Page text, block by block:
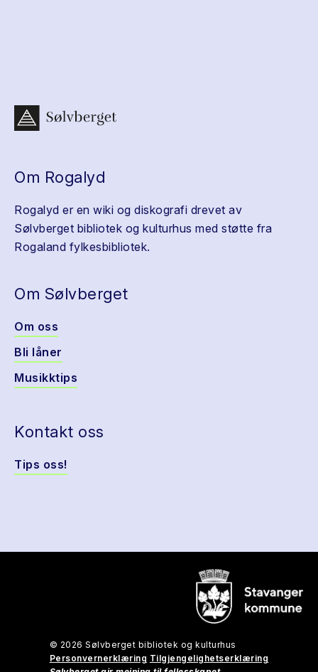
Om Rogalyd
Rogalyd er en wiki og diskografi drevet av
Sølvberget bibliotek og kulturhus med støtte fra
Rogaland fylkesbibliotek.
Om Sølvberget
Om oss
Bli låner
Musikktips
Kontakt oss
Tips oss!
© 2026 Sølvberget bibliotek og kulturhus
Personvernerklæring Tilgjengelighetserklæring